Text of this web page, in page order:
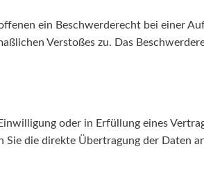
ein Beschwerderecht bei einer
Verstoßes zu. Das
oder in Erfüllung eines
Sie die direkte Übertragung der